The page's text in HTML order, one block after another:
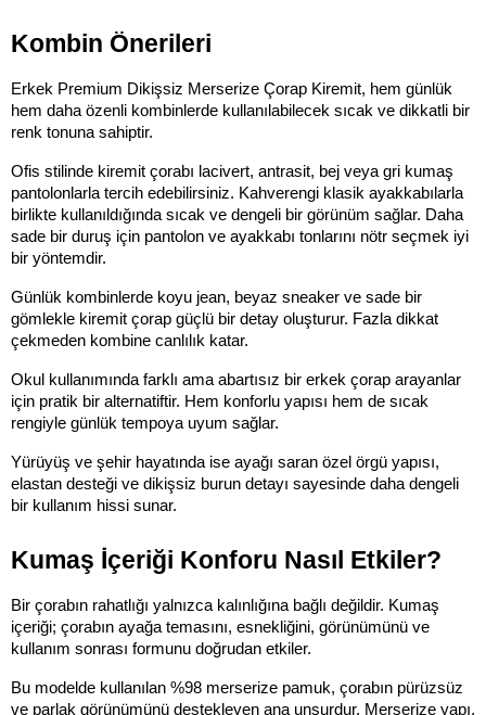
Kombin Önerileri
Erkek Premium Dikişsiz Merserize Çorap Kiremit, hem günlük
hem daha özenli kombinlerde kullanılabilecek sıcak ve dikkatli bir
renk tonuna sahiptir.
Ofis stilinde kiremit çorabı lacivert, antrasit, bej veya gri kumaş
pantolonlarla tercih edebilirsiniz. Kahverengi klasik ayakkabılarla
birlikte kullanıldığında sıcak ve dengeli bir görünüm sağlar. Daha
sade bir duruş için pantolon ve ayakkabı tonlarını nötr seçmek iyi
bir yöntemdir.
Günlük kombinlerde koyu jean, beyaz sneaker ve sade bir
gömlekle kiremit çorap güçlü bir detay oluşturur. Fazla dikkat
çekmeden kombine canlılık katar.
Okul kullanımında farklı ama abartısız bir erkek çorap arayanlar
için pratik bir alternatiftir. Hem konforlu yapısı hem de sıcak
rengiyle günlük tempoya uyum sağlar.
Yürüyüş ve şehir hayatında ise ayağı saran özel örgü yapısı,
elastan desteği ve dikişsiz burun detayı sayesinde daha dengeli
bir kullanım hissi sunar.
Kumaş İçeriği Konforu Nasıl Etkiler?
Bir çorabın rahatlığı yalnızca kalınlığına bağlı değildir. Kumaş
içeriği; çorabın ayağa temasını, esnekliğini, görünümünü ve
kullanım sonrası formunu doğrudan etkiler.
Bu modelde kullanılan %98 merserize pamuk, çorabın pürüzsüz
ve parlak görünümünü destekleyen ana unsurdur. Merserize yapı,